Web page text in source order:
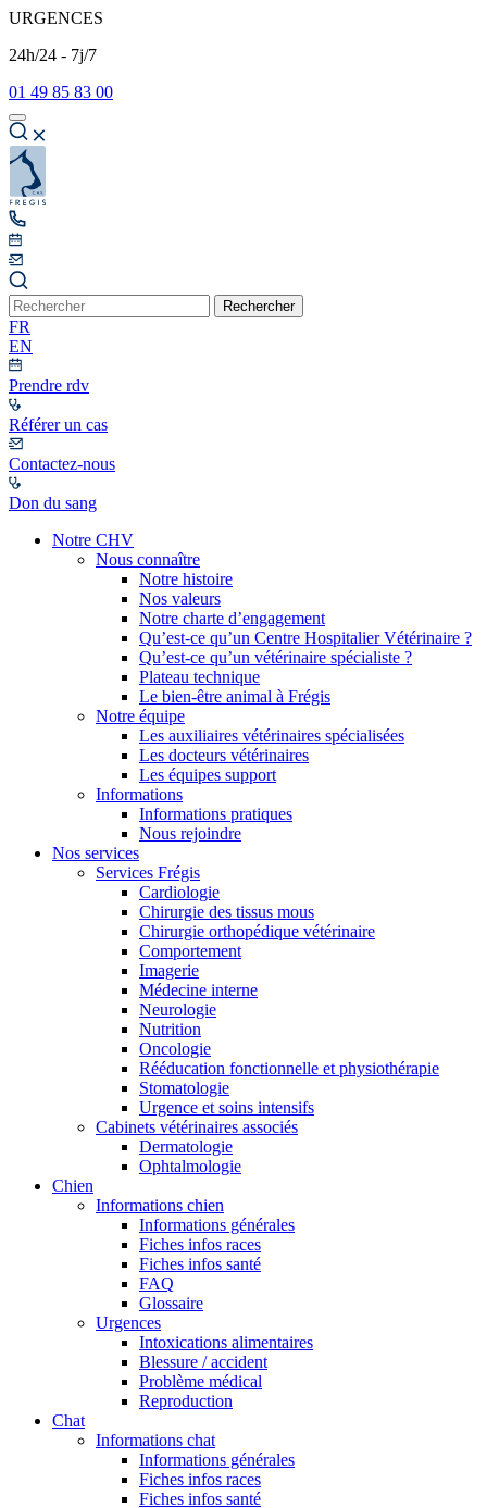
URGENCES
24h/24 - 7j/7
01 49 85 83 00
Rechercher
FR
EN
Prendre rdv
Référer un cas
Contactez-nous
Don du sang
Notre CHV
Nous connaître
Notre histoire
Nos valeurs
Notre charte d’engagement
Qu’est-ce qu’un Centre Hospitalier Vétérinaire ?
Qu’est-ce qu’un vétérinaire spécialiste ?
Plateau technique
Le bien-être animal à Frégis
Notre équipe
Les auxiliaires vétérinaires spécialisées
Les docteurs vétérinaires
Les équipes support
Informations
Informations pratiques
Nous rejoindre
Nos services
Services Frégis
Cardiologie
Chirurgie des tissus mous
Chirurgie orthopédique vétérinaire
Comportement
Imagerie
Médecine interne
Neurologie
Nutrition
Oncologie
Rééducation fonctionnelle et physiothérapie
Stomatologie
Urgence et soins intensifs
Cabinets vétérinaires associés
Dermatologie
Ophtalmologie
Chien
Informations chien
Informations générales
Fiches infos races
Fiches infos santé
FAQ
Glossaire
Urgences
Intoxications alimentaires
Blessure / accident
Problème médical
Reproduction
Chat
Informations chat
Informations générales
Fiches infos races
Fiches infos santé